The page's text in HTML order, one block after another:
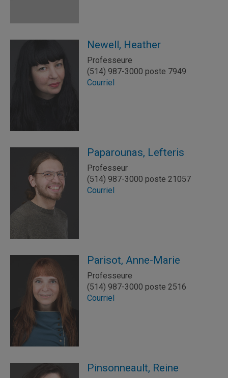
Newell, Heather
Professeure
(514) 987-3000 poste 7949
Courriel
Paparounas, Lefteris
Professeur
(514) 987-3000 poste 21057
Courriel
Parisot, Anne-Marie
Professeure
(514) 987-3000 poste 2516
Courriel
Pinsonneault, Reine